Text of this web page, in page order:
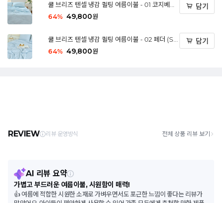
쿨 브리즈 텐셀 냉감 퀼팅 여름이불 - 01 코지베어
(SS)
64% 49,800원
담기
쿨 브리즈 텐셀 냉감 퀼팅 여름이불 - 02 페더 (S
S)
64% 49,800원
담기